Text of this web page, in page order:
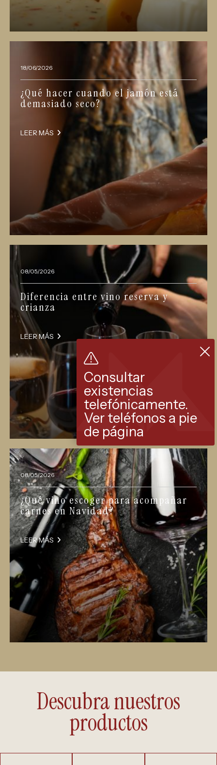
18/06/2026
¿Qué hacer cuando el jamón está
demasiado seco?
LEER MÁS
08/05/2026
Diferencia entre vino reserva y
crianza
LEER MÁS
08/05/2026
¿Qué vino escoger para acompañar
carnes en Navidad?
LEER MÁS
Descubra nuestros
productos
Consultar
existencias
telefónicamente.
Ver teléfonos a pie
de página